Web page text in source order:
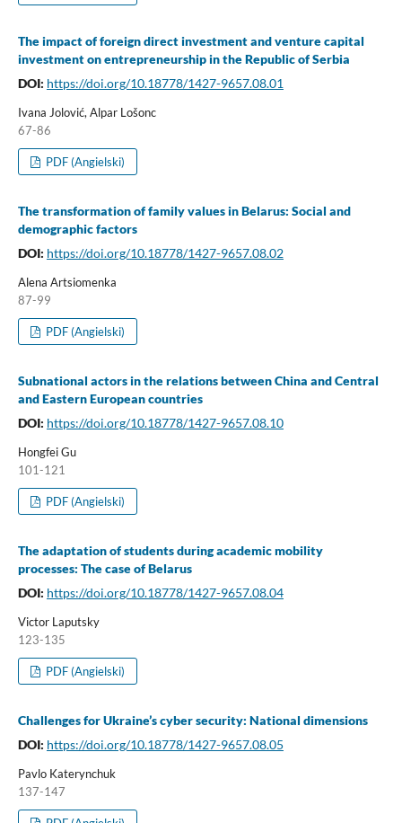
The impact of foreign direct investment and venture capital
investment on entrepreneurship in the Republic of Serbia
DOI: https://doi.org/10.18778/1427-9657.08.01
Ivana Jolović, Alpar Lošonc
67-86
PDF (Angielski)
The transformation of family values in Belarus: Social and
demographic factors
DOI: https://doi.org/10.18778/1427-9657.08.02
Alena Artsiomenka
87-99
PDF (Angielski)
Subnational actors in the relations between China and Central
and Eastern European countries
DOI: https://doi.org/10.18778/1427-9657.08.10
Hongfei Gu
101-121
PDF (Angielski)
The adaptation of students during academic mobility
processes: The case of Belarus
DOI: https://doi.org/10.18778/1427-9657.08.04
Victor Laputsky
123-135
PDF (Angielski)
Challenges for Ukraine’s cyber security: National dimensions
DOI: https://doi.org/10.18778/1427-9657.08.05
Pavlo Katerynchuk
137-147